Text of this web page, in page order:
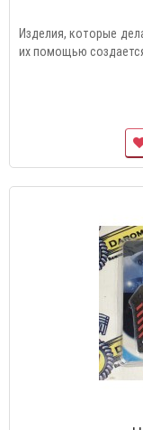
Изделия, которые
их помощью